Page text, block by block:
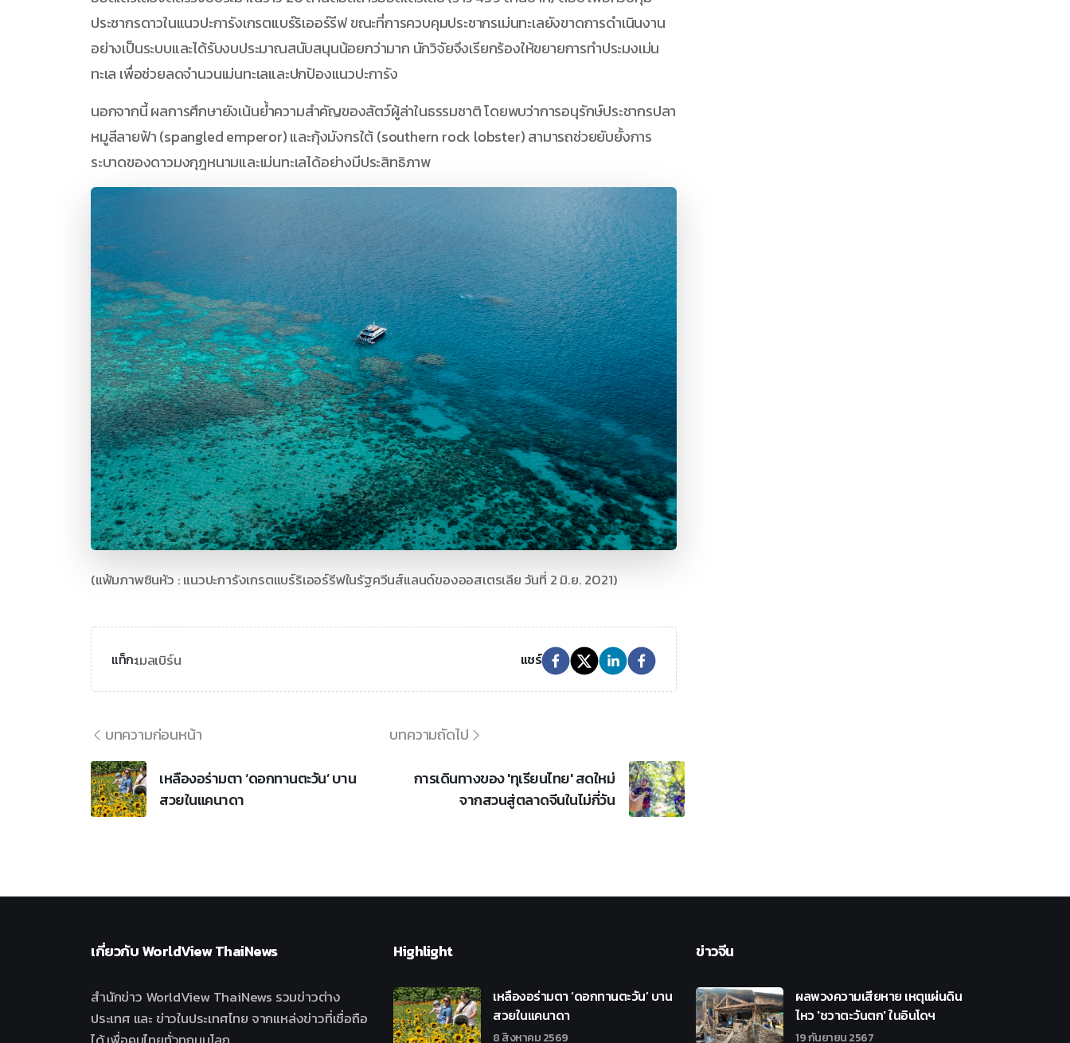
ประชากรดาวในแนวปะการังเกรตแบร์ริเออร์รีฟ ขณะที่การควบคุมประชากรเม่นทะเลยังขาดการดำเนินงาน
อย่างเป็นระบบและได้รับงบประมาณสนับสนุนน้อยกว่ามาก นักวิจัยจึงเรียกร้องให้ขยายการทำประมงเม่น
ทะเล เพื่อช่วยลดจำนวนเม่นทะเลและปกป้องแนวปะการัง
นอกจากนี้ ผลการศึกษายังเน้นย้ำความสำคัญของสัตว์ผู้ล่าในธรรมชาติ โดยพบว่าการอนุรักษ์ประชากรปลา
หมูสีลายฟ้า (spangled emperor) และกุ้งมังกรใต้ (southern rock lobster) สามารถช่วยยับยั้งการ
ระบาดของดาวมงกุฎหนามและเม่นทะเลได้อย่างมีประสิทธิภาพ
(แฟ้มภาพซินหัว : แนวปะการังเกรตแบร์ริเออร์รีฟในรัฐควีนส์แลนด์ของออสเตรเลีย วันที่ 2 มิ.ย. 2021)
แท็ก:เมลเบิร์น แชร์
บทความก่อนหน้า
เหลืองอร่ามตา ‘ดอกทานตะวัน’ บาน
สวยในแคนาดา
บทความถัดไป
การเดินทางของ 'ทุเรียนไทย' สดใหม่
จากสวนสู่ตลาดจีนในไม่กี่วัน
เกี่ยวกับWorldView ThaiNews
สำนักข่าว WorldView ThaiNews รวมข่าวต่าง
ประเทศ และ ข่าวในประเทศไทย จากแหล่งข่าวที่เชื่อถือ
Highlight
เหลืองอร่ามตา ‘ดอกทานตะวัน’ บาน
สวยในแคนาดา
8 สิงหาคม 2569
ข่าวจีน
ผลพวงความเสียหาย เหตุแผ่นดิน
ไหว 'ชวาตะวันตก' ในอินโดฯ
19 กันยายน 2567